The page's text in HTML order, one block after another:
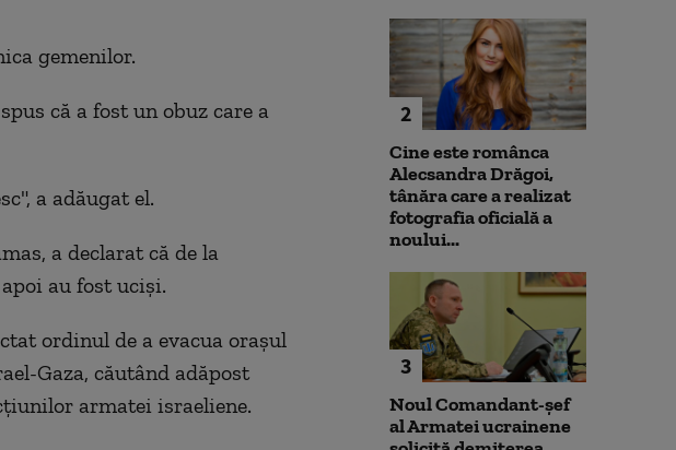
gemenilor.
că a fost un obuz care a
a adăugat el.
a declarat că de la
au fost uciși.
ordinul de a evacua orașul
Gaza, căutând adăpost
armatei israeliene.
2
Cine este românca
Alecsandra Drăgoi,
tânăra care a realizat
fotografia oficială a
noului...
3
Noul Comandant-șef
al Armatei ucrainene